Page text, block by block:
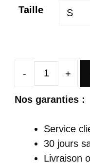
Taille
de
Nos garanties :
Service
30 jours
Livraison